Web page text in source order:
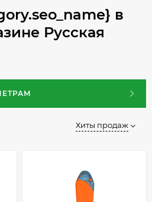
в
Русская
Хиты продаж